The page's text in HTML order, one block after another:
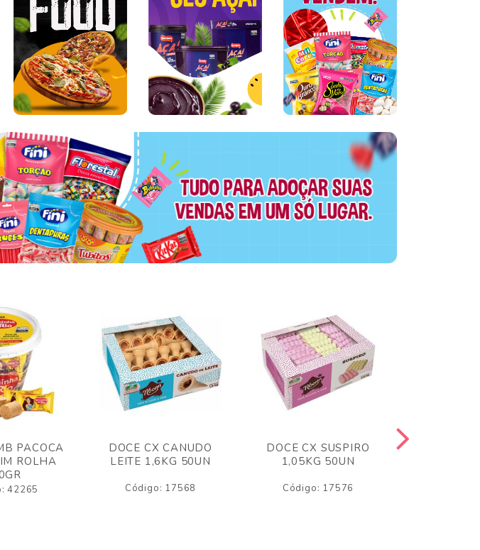
PACOCA
ROLHA
42265
DOCE CX CANUDO
LEITE 1,6KG 50UN
Código: 17568
DOCE CX SUSPIRO
1,05KG 50UN
Código: 17576